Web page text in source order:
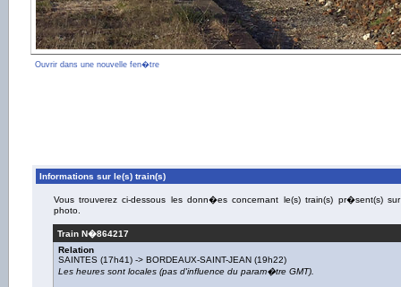
Ouvrir dans une nouvelle fen�tre
Informations sur le(s) train(s)
Vous trouverez ci-dessous les donn�es concernant le(s) train(s) pr�sent(s)
photo.
Train N�864217
Relation
SAINTES (17h41) -> BORDEAUX-SAINT-JEAN (19h22)
Les heures sont locales (pas d'influence du param�tre GMT).